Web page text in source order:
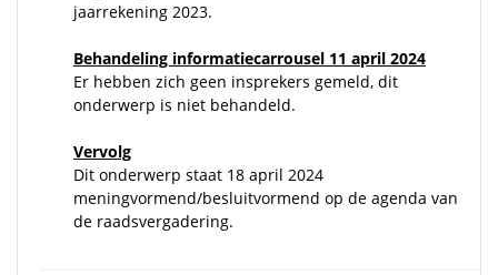
jaarrekening 2023.
Behandeling informatiecarrousel 11 april 2024
Er hebben zich geen insprekers gemeld, dit
onderwerp is niet behandeld.
Vervolg
Dit onderwerp staat 18 april 2024
meningvormend/besluitvormend op de agenda van
de raadsvergadering.